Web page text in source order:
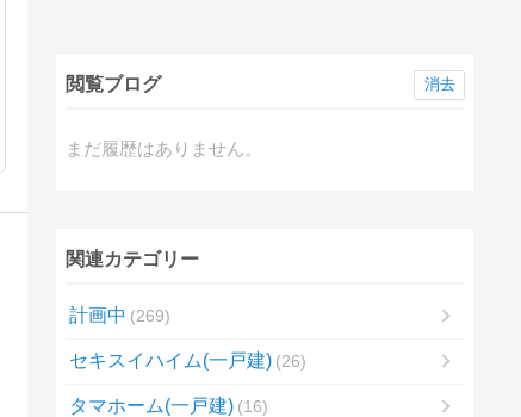
閲覧ブログ
まだ履歴はありません。
消去
関連カテゴリー
計画中 269
セキスイハイム(一戸建) 26
タマホーム(一戸建) 16